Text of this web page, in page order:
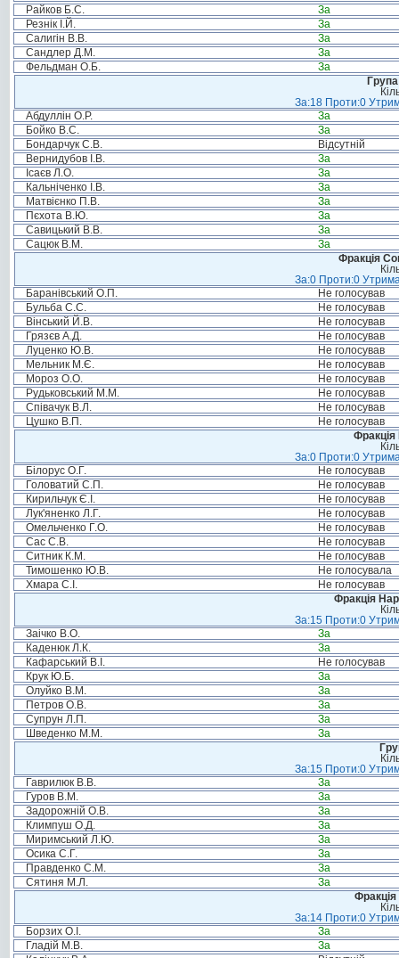
Райков Б.С.
За
Резнік І.Й.
За
Салигін В.В.
За
Сандлер Д.М.
За
Фельдман О.Б.
За
За:18 Проти:0
Абдуллін О.Р.
За
Бойко В.С.
За
Бондарчук С.В.
Відсутній
Вернидубов І.В.
За
Ісаєв Л.О.
За
Кальніченко І.В.
За
Матвієнко П.В.
За
Пєхота В.Ю.
За
Савицький В.В.
За
Сацюк В.М.
За
Фракція
За:0 Проти:0
Баранівський О.П.
Не голосував
Бульба С.С.
Не голосував
Вінський Й.В.
Не голосував
Грязєв А.Д.
Не голосував
Луценко Ю.В.
Не голосував
Мельник М.Є.
Не голосував
Мороз О.О.
Не голосував
Рудьковський М.М.
Не голосував
Співачук В.Л.
Не голосував
Цушко В.П.
Не голосував
За:0 Проти:0
Білорус О.Г.
Не голосував
Головатий С.П.
Не голосував
Кирильчук Є.І.
Не голосував
Лук'яненко Л.Г.
Не голосував
Омельченко Г.О.
Не голосував
Сас С.В.
Не голосував
Ситник К.М.
Не голосував
Тимошенко Ю.В.
Не голосувала
Хмара С.І.
Не голосував
Фракція
За:15 Проти:0
Заічко В.О.
За
Каденюк Л.К.
За
Кафарський В.І.
Не голосував
Крук Ю.Б.
За
Олуйко В.М.
За
Петров О.В.
За
Супрун Л.П.
За
Шведенко М.М.
За
За:15 Проти:0
Гаврилюк В.В.
За
Гуров В.М.
За
Задорожній О.В.
За
Климпуш О.Д.
За
Миримський Л.Ю.
За
Осика С.Г.
За
Правденко С.М.
За
Сятиня М.Л.
За
Фракція
За:14 Проти:0
Борзих О.І.
За
Гладій М.В.
За